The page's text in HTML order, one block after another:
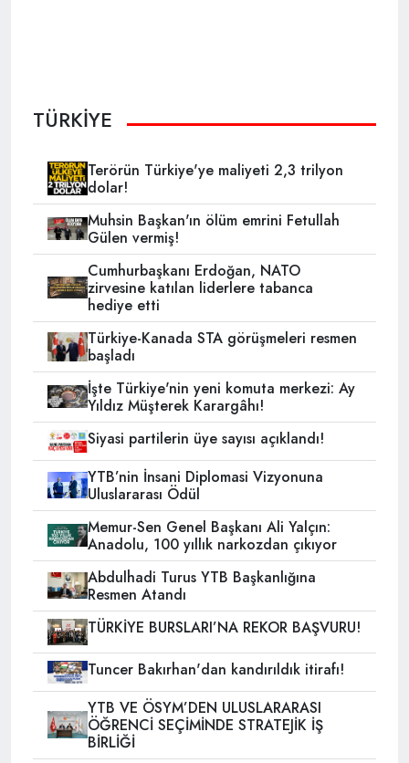
TÜRKİYE
Terörün Türkiye'ye maliyeti 2,3 trilyon
dolar!
Muhsin Başkan'ın ölüm emrini Fetullah
Gülen vermiş!
Cumhurbaşkanı Erdoğan, NATO
zirvesine katılan liderlere tabanca
hediye etti
Türkiye-Kanada STA görüşmeleri resmen
başladı
İşte Türkiye'nin yeni komuta merkezi: Ay
Yıldız Müşterek Karargâhı!
Siyasi partilerin üye sayısı açıklandı!
YTB’nin İnsani Diplomasi Vizyonuna
Uluslararası Ödül
Memur-Sen Genel Başkanı Ali Yalçın:
Anadolu, 100 yıllık narkozdan çıkıyor
Abdulhadi Turus YTB Başkanlığına
Resmen Atandı
TÜRKİYE BURSLARI’NA REKOR BAŞVURU!
Tuncer Bakırhan'dan kandırıldık itirafı!
YTB VE ÖSYM’DEN ULUSLARARASI
ÖĞRENCİ SEÇİMİNDE STRATEJİK İŞ
BİRLİĞİ